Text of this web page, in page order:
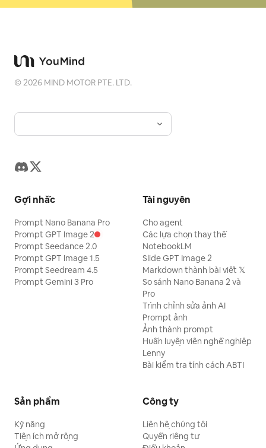
©2026 MIND MOTOR PTE. LTD.
Gợi nhắc
Prompt Nano Banana Pro
Prompt GPT Image 2
Prompt Seedance 2.0
Prompt GPT Image 1.5
Prompt Seedream 4.5
Prompt Gemini 3 Pro
Tài nguyên
Cho agent
Các lựa chọn thay thế
NotebookLM
Slide GPT Image 2
Markdown thành bài viết 𝕏
So sánh Nano Banana 2 và
Pro
Trình chỉnh sửa ảnh AI
Prompt ảnh
Ảnh thành prompt
Huấn luyện viên nghề nghiệp
Lenny
Bài kiểm tra tính cách ABTI
Sản phẩm
Kỹ năng
Tiện ích mở rộng
Công ty
Liên hệ chúng tôi
Quyền riêng tư